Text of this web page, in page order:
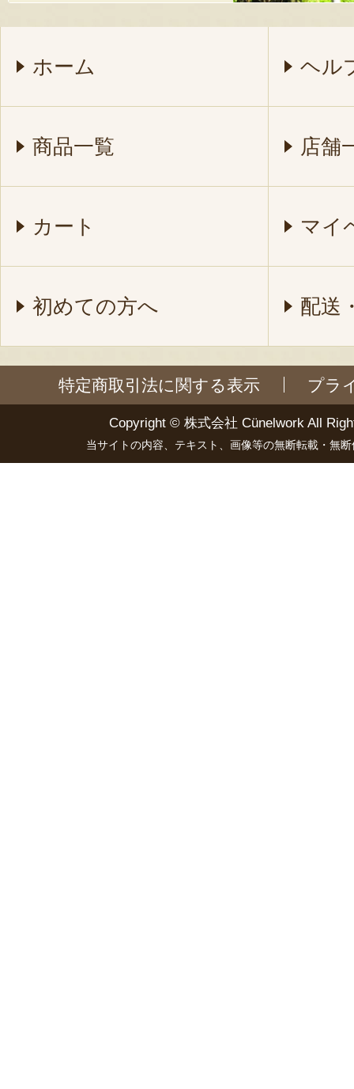
ホーム ヘル
商品一覧 店舗
カート マイ
初めての方へ 配送
特定商取引法に関する表示 プラ
Copyright © 株式会社 Cünelwork All
当サイトの内容、テキスト、画像等の無断転載・無